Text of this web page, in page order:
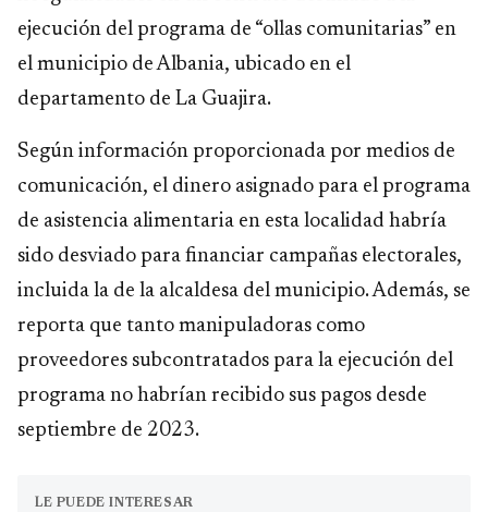
ejecución del programa de “ollas comunitarias” en
el municipio de Albania, ubicado en el
departamento de La Guajira.
Según información proporcionada por medios de
comunicación, el dinero asignado para el programa
de asistencia alimentaria en esta localidad habría
sido desviado para financiar campañas electorales,
incluida la de la alcaldesa del municipio. Además, se
reporta que tanto manipuladoras como
proveedores subcontratados para la ejecución del
programa no habrían recibido sus pagos desde
septiembre de 2023.
LE PUEDE INTERESAR